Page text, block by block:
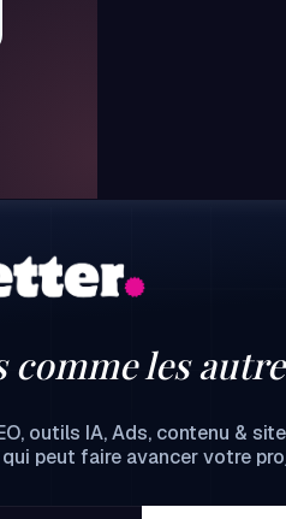
comme les
outils IA, Ads, contenu &
peut faire avancer votre